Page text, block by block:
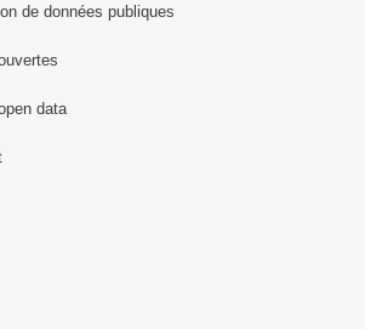
de données publiques
data